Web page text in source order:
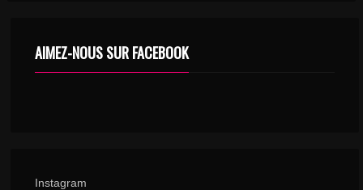
AIMEZ-NOUS SUR FACEBOOK
Instagram